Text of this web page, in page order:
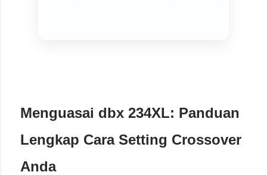
Menguasai dbx 234XL: Panduan
Lengkap Cara Setting Crossover
Anda